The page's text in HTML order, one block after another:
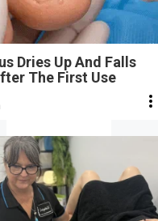
Dries Up And Falls
The First Use